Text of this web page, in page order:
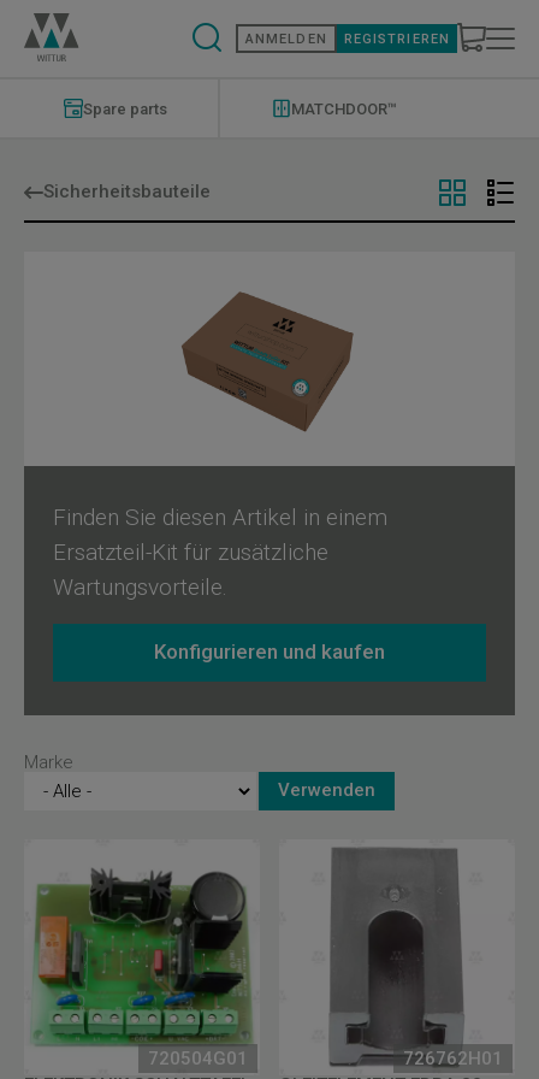
Direkt
zum
Inhalt
ANMELDEN REGISTRIEREN
Spare parts MATCHDOOR™
Sicherheitsbauteile
Finden Sie diesen Artikel in einem
Ersatzteil-Kit für zusätzliche
Wartungsvorteile.
Konfigurieren und kaufen
Marke
720504G01
726762H01